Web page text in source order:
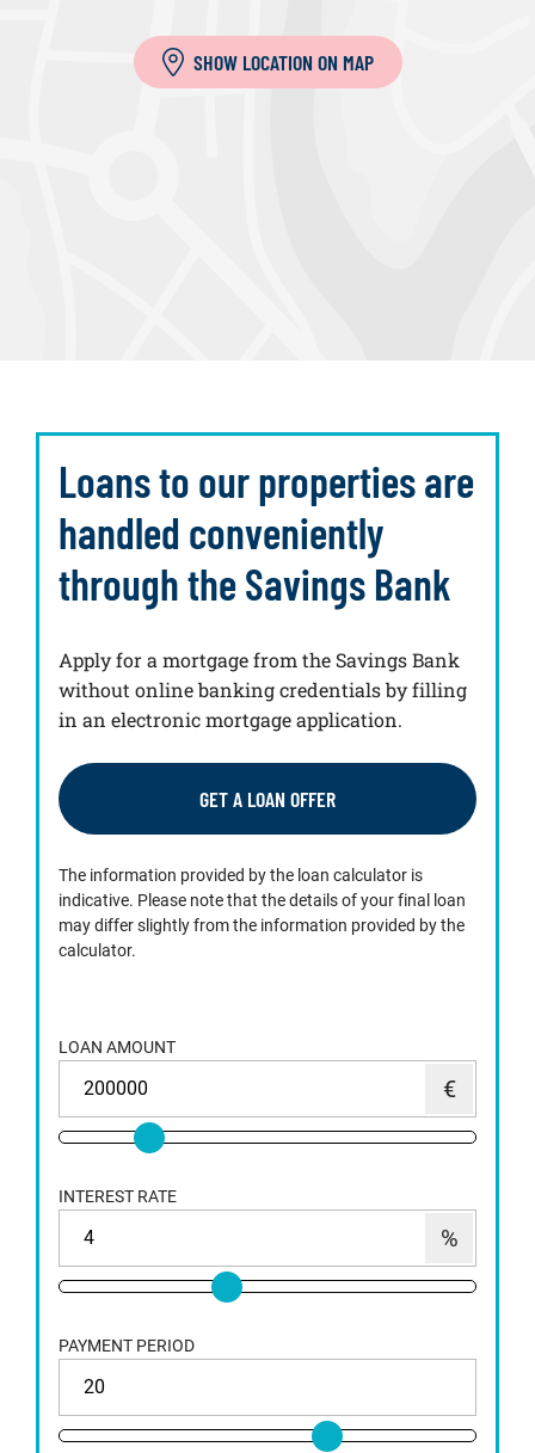
SHOW LOCATION ON MAP
Loans to our properties are
handled conveniently
through the Savings Bank
Apply for a mortgage from the Savings Bank
without online banking credentials by filling
in an electronic mortgage application.
GET A LOAN OFFER
The information provided by the loan calculator is
indicative. Please note that the details of your final loan
may differ slightly from the information provided by the
calculator.
LOAN AMOUNT
INTEREST RATE
PAYMENT PERIOD